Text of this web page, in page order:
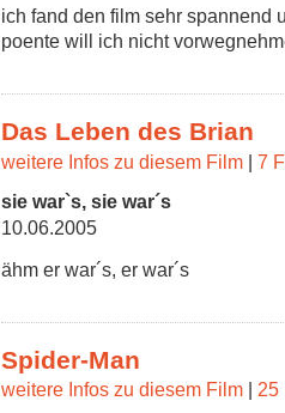
ich fand den film sehr spannend
poente will ich nicht
Das Leben des Brian
weitere Infos zu diesem Film | 7
sie war`s, sie war´s
10.06.2005
ähm er war´s, er war´s
Spider-Man
weitere Infos zu diesem Film
25